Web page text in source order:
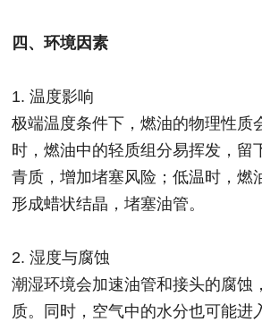
四、环境因素
1. 温度影响
极端温度条件下，燃油的物理性质
时，燃油中的轻质组分易挥发，留
青质，增加堵塞风险；低温时，燃
形成蜡状结晶，堵塞油管。
2. 湿度与腐蚀
潮湿环境会加速油管和接头的腐蚀
质。同时，空气中的水分也可能进